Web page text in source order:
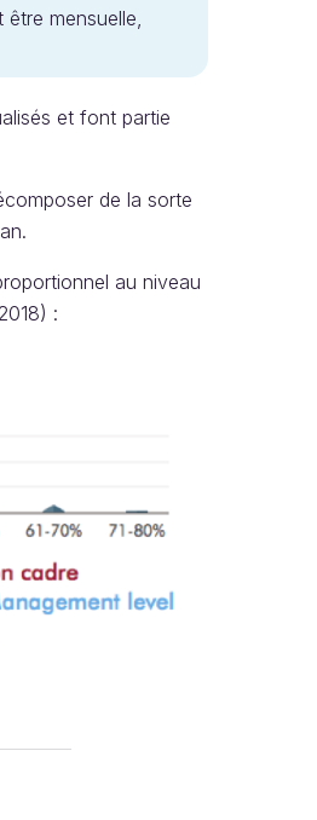
mensuelle,
et font partie
de la sorte
au niveau
: